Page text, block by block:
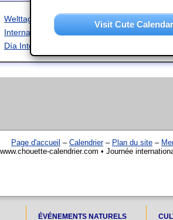
Welttag des Tanzes
International Dance Day
Día Internacional de la Danza
Page d'accueil – Calendrier– Plan du site –
calendrier.com • Journée
ÉVÉNEMENTS NATURELS
Visit Cute Calendar